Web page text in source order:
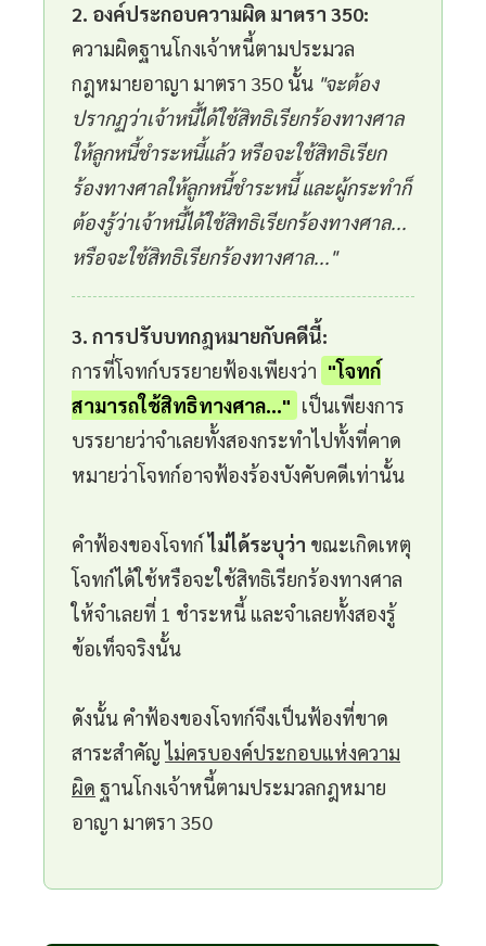
2. องค์ประกอบความผิด มาตรา 350:
ความผิดฐานโกงเจ้าหนี้ตามประมวล
กฎหมายอาญา มาตรา 350 นั้น "จะต้อง
ปรากฏว่าเจ้าหนี้ได้ใช้สิทธิเรียกร้องทางศาล
ให้ลูกหนี้ชำระหนี้แล้ว หรือจะใช้สิทธิเรียก
ร้องทางศาลให้ลูกหนี้ชำระหนี้ และผู้กระทำก็
ต้องรู้ว่าเจ้าหนี้ได้ใช้สิทธิเรียกร้องทางศาล...
หรือจะใช้สิทธิเรียกร้องทางศาล..."
3. การปรับบทกฎหมายกับคดีนี้:
การที่โจทก์บรรยายฟ้องเพียงว่า "โจทก์
สามารถใช้สิทธิทางศาล..." เป็นเพียงการ
บรรยายว่าจำเลยทั้งสองกระทำไปทั้งที่คาด
หมายว่าโจทก์อาจฟ้องร้องบังคับคดีเท่านั้น
คำฟ้องของโจทก์ไม่ได้ระบุว่า ขณะเกิดเหตุ
โจทก์ได้ใช้หรือจะใช้สิทธิเรียกร้องทางศาล
ให้จำเลยที่ 1 ชำระหนี้ และจำเลยทั้งสองรู้
ข้อเท็จจริงนั้น
ดังนั้น คำฟ้องของโจทก์จึงเป็นฟ้องที่ขาด
สาระสำคัญ ไม่ครบองค์ประกอบแห่งความ
ผิด ฐานโกงเจ้าหนี้ตามประมวลกฎหมาย
อาญา มาตรา 350